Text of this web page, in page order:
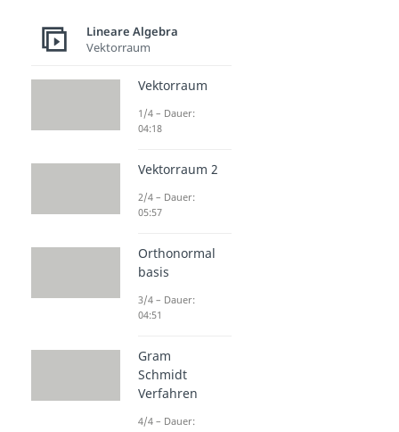
Lineare Algebra
Vektorraum
Vektorraum
1/4 – Dauer:
04:18
Vektorraum 2
2/4 – Dauer:
05:57
Orthonormal
basis
3/4 – Dauer:
04:51
Gram
Schmidt
Verfahren
4/4 – Dauer: